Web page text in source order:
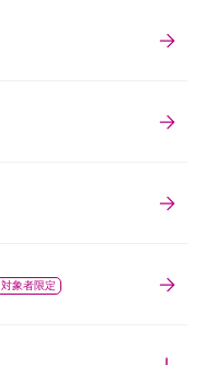
対象者限定